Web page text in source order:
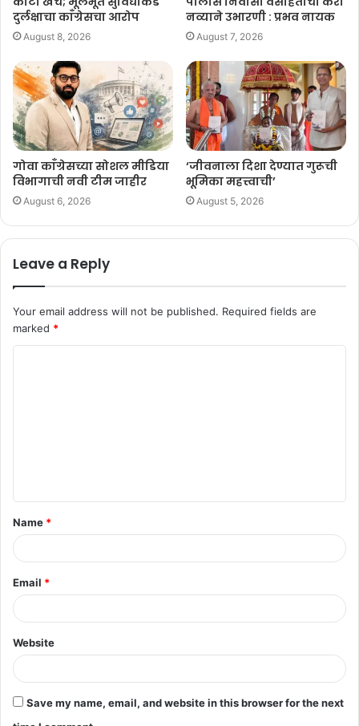
दुर्लक्षाचा काँग्रेसचा आरोप
August 8, 2026
नव्याने उभारणी : प्रभव नायक
August 7, 2026
गोवा काँग्रेसच्या सोशल मीडिया
विभागाची नवी टीम जाहीर
August 6, 2026
‘जीवनाला दिशा देण्यात गुरूची
भूमिका महत्त्वाची’
August 5, 2026
Leave a Reply
Your email address will not be published. Required fields are
marked *
t
*
Name *
Email *
Website
Save my name, email, and website in this browser for the next